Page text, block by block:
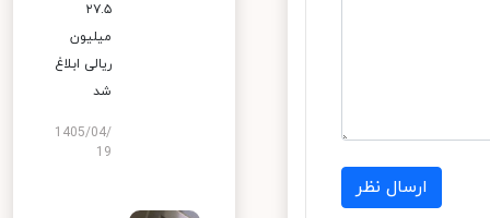
ارسال نظر
۲۷.۵
میلیون
ریالی ابلاغ
شد
1405/04/
19